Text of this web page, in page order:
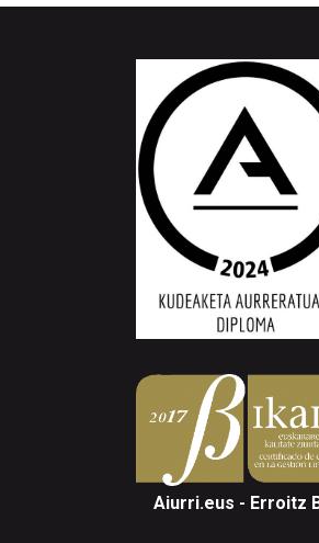
Aiurri.eus - Erroitz